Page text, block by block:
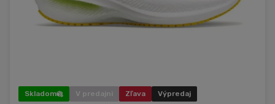
Skladom V predajni Zľava Výpredaj